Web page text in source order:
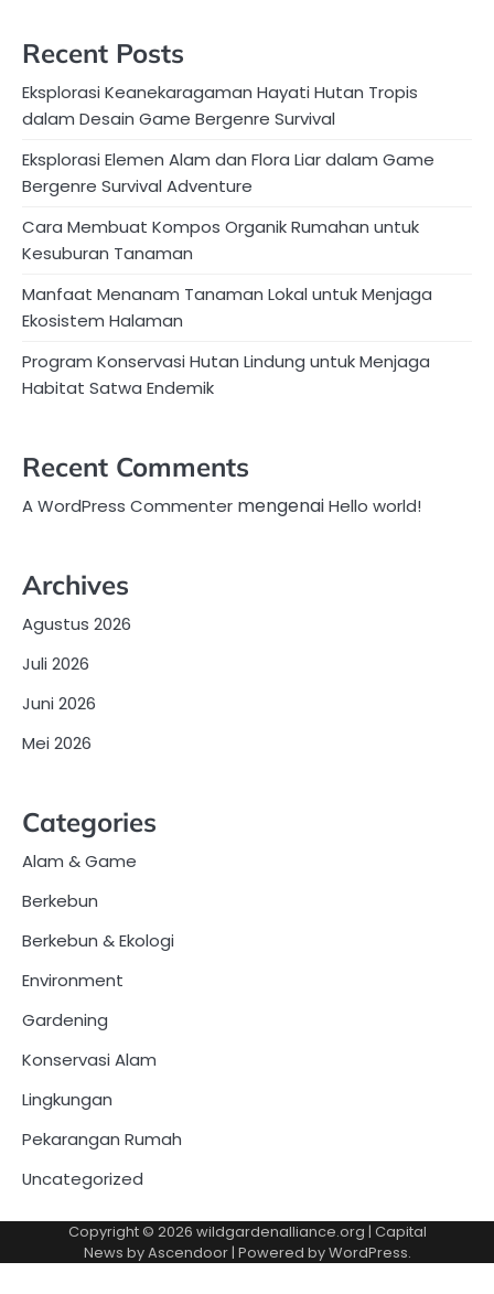
Recent Posts
Eksplorasi Keanekaragaman Hayati Hutan Tropis
dalam Desain Game Bergenre Survival
Eksplorasi Elemen Alam dan Flora Liar dalam Game
Bergenre Survival Adventure
Cara Membuat Kompos Organik Rumahan untuk
Kesuburan Tanaman
Manfaat Menanam Tanaman Lokal untuk Menjaga
Ekosistem Halaman
Program Konservasi Hutan Lindung untuk Menjaga
Habitat Satwa Endemik
Recent Comments
A WordPress Commenter mengenaiHello world!
Archives
Agustus 2026
Juli 2026
Juni 2026
Mei 2026
Categories
Alam & Game
Berkebun
Berkebun & Ekologi
Environment
Gardening
Konservasi Alam
Lingkungan
Pekarangan Rumah
Uncategorized
Copyright © 2026 wildgardenalliance.org | Capital
News byAscendoor| Powered byWordPress.